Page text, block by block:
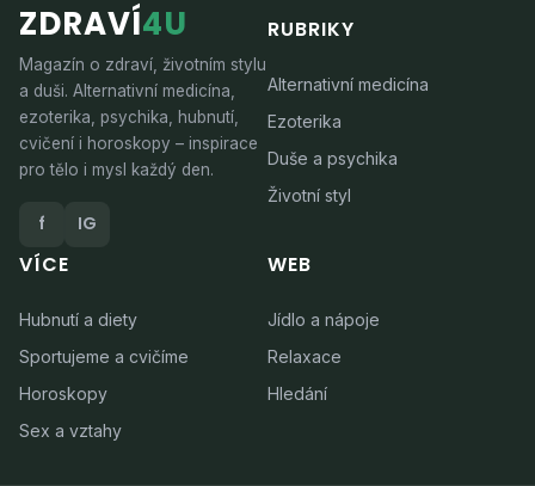
ZDRAVÍ4U
Magazín o zdraví, životním stylu
a duši. Alternativní medicína,
ezoterika, psychika, hubnutí,
cvičení i horoskopy – inspirace
pro tělo i mysl každý den.
f IG
RUBRIKY
Alternativní medicína
Ezoterika
Duše a psychika
Životní styl
VÍCE
Hubnutí a diety
Sportujeme a cvičíme
Horoskopy
Sex a vztahy
WEB
Jídlo a nápoje
Relaxace
Hledání